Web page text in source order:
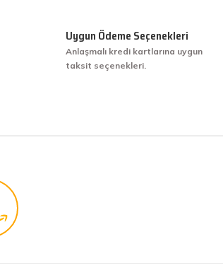
Uygun Ödeme Seçenekleri
Anlaşmalı kredi kartlarına uygun
taksit seçenekleri.